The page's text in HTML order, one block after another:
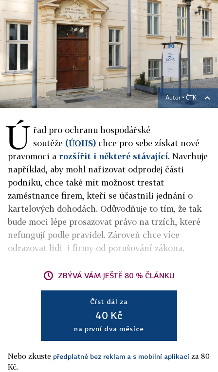
Autor ▪ ČTK
Ú řad pro ochranu hospodářské
soutěže (ÚOHS) chce pro sebe získat nové
pravomoci a rozšířit i některé stávající. Navrhuje
například, aby mohl nařizovat odprodej části
podniku, chce také mít možnost trestat
zaměstnance firem, kteří se účastnili jednání o
kartelových dohodách. Odůvodňuje to tím, že tak
bude moci lépe prosazovat právo na trzích, které
nefungují podle pravidel. Zároveň chce více
odrazovat lidi i firmy od porušování zákona.
ZBÝVÁ VÁM JEŠTĚ 80 % ČLÁNKU
Číst dál za
40 Kč
na první dva měsíce
Nebo zkuste předplatné bez reklam a s mobilní aplikací za 80
Kč.